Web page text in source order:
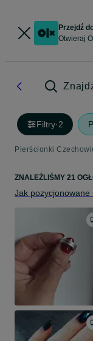
Przejdź
Otwieraj
Filtry·2
Pierścionki
ZNALEŹLIŚMY 21
Jak pozycjonowane